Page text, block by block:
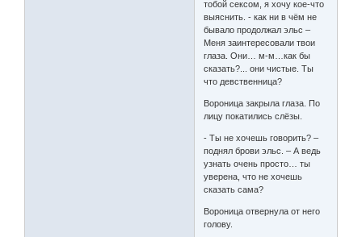
тобой сексом, я хочу кое-что
выяснить. - как ни в чём не
бывало продолжал эльс –
Меня заинтересовали твои
глаза. Они… м-м…как бы
сказать?... они чистые. Ты
что девственница?
Вороница закрыла глаза. По
лицу покатились слёзы.
- Ты не хочешь говорить? –
поднял брови эльс. – А ведь
узнать очень просто… ты
уверена, что не хочешь
сказать сама?
Вороница отвернула от него
голову.